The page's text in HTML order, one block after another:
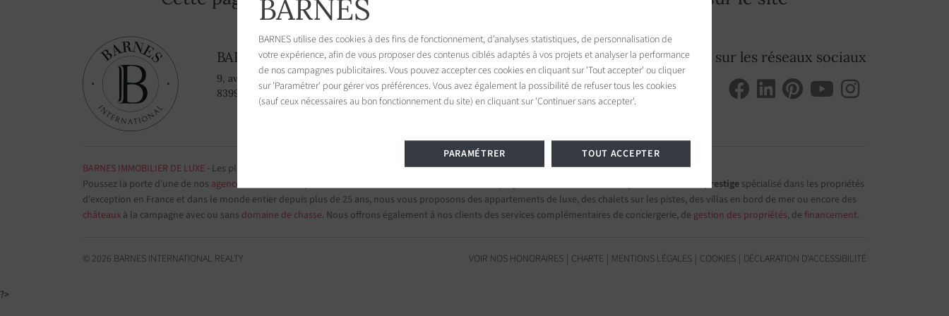
BARNES Saint-Tropez
9, avenue du 8 mai 1945
83990 Saint-Tropez, France
Suivez-nous sur les réseaux sociaux
BARNES IMMOBILIER DE LUXE - Les plus belles demeures et appartements de prestige
Poussez la porte d'une de nos agences immobilièresparmi nos 75 destinations et confiez-nous vos projets d’investissement.Groupe immobilier de prestige spécialisé dans les propriétés
d'exception en France et dans le monde entier depuis plus de 25 ans, nous vous proposons des appartements de luxe, des chalets sur les pistes, des villas en bord de mer ou encore des
châteaux à la campagne avec ou sans domaine de chasse. Nous offrons également à nos clients des services complémentaires de conciergerie, de gestion des propriétés, de financement.
© 2026 BARNES INTERNATIONAL REALTY VOIR NOS HONORAIRES CHARTE MENTIONS LÉGALES COOKIES DÉCLARATION D'ACCESSIBILITÉ
BARNES
BARNES utilise des cookies à des fins de fonctionnement, d’analyses statistiques, de personnalisation de
votre expérience, afin de vous proposer des contenus ciblés adaptés à vos projets et analyser la performance
de nos campagnes publicitaires. Vous pouvez accepter ces cookies en cliquant sur 'Tout accepter' ou cliquer
sur 'Paramétrer' pour gérer vos préférences. Vous avez également la possibilité de refuser tous les cookies
(sauf ceux nécessaires au bon fonctionnement du site) en cliquant sur 'Continuer sans accepter'.
PARAMÉTRER TOUT ACCEPTER
?>